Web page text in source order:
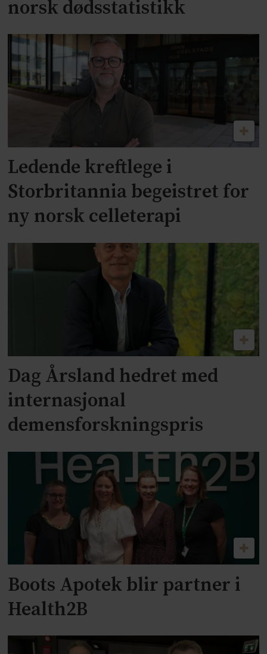
norsk dødsstatistikk
Ledende kreftlege i
Storbritannia begeistret for
ny norsk celleterapi
Dag Årsland hedret med
internasjonal
demensforskningspris
Boots Apotek blir partner i
Health2B